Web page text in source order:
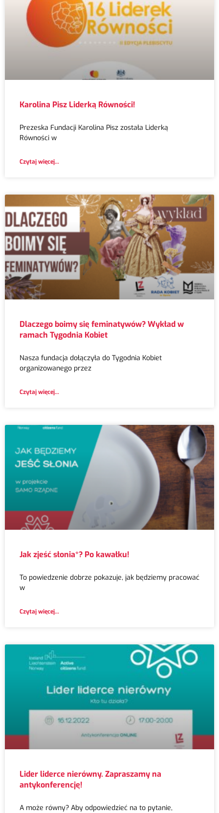
Karolina Pisz Liderką Równości!
Prezeska Fundacji Karolina Pisz została Liderką
Równości w
Czytaj więcej...
Dlaczego boimy się feminatywów? Wykład w
ramach Tygodnia Kobiet
Nasza fundacja dołączyła do Tygodnia Kobiet
organizowanego przez
Czytaj więcej...
Jak zjeść słonia*? Po kawałku!
To powiedzenie dobrze pokazuje, jak będziemy pracować
w
Czytaj więcej...
Lider liderce nierówny. Zapraszamy na
antykonferencję!
A może równy? Aby odpowiedzieć na to pytanie,